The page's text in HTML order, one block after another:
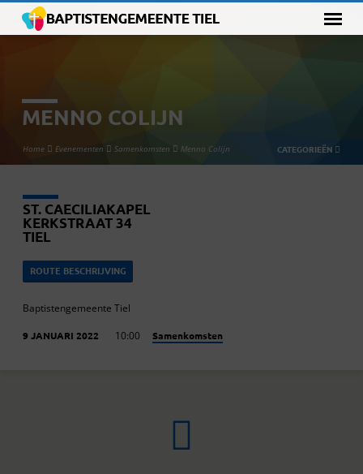
MENNO COLIJN
Home Evenementen Samenkomsten Menno Colijn CATEGORIEËN
ST. CAECILIAKAPEL
KERKSTRAAT 34
TIEL
ROUTE BESCHRIJVING
Baptistengemeente Tiel
9 JANUARI 2022 10:00 Samenkomsten